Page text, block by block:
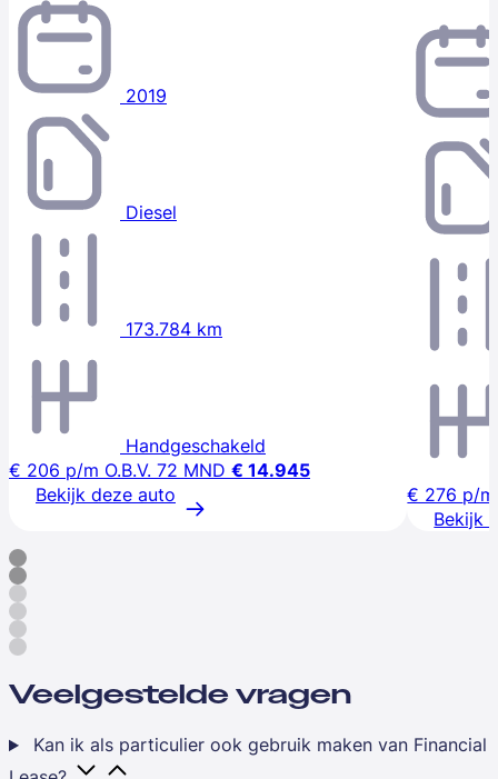
2019
Diesel
173.784 km
Handgeschakeld
€ 206 p/m O.B.V. 72 MND € 14.945
Bekijk deze auto
€ 276 p/m
Bekijk
Veelgestelde vragen
Kan ik als particulier ook gebruik maken van Financial